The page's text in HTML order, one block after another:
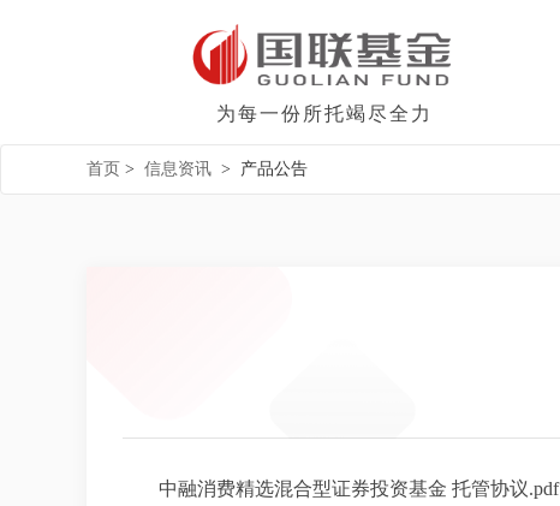
为每一份所托竭尽全力
首页 > 信息资讯 > 产品公告
中融消费精选混合型证券投资基金 托管协议.pdf